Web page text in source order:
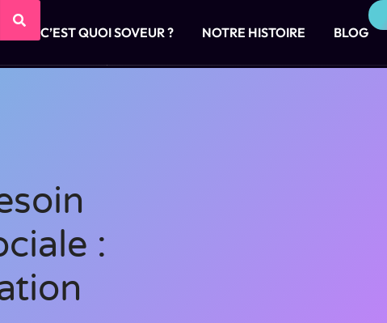
C’EST QUOI SOVEUR ? NOTRE HISTOIRE BLOG
: